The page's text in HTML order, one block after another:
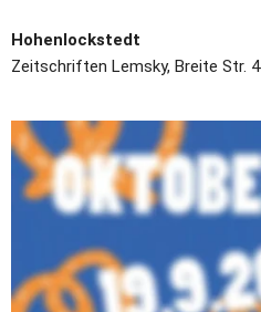
Hohenlockstedt
Zeitschriften Lemsky, Breite Str. 4